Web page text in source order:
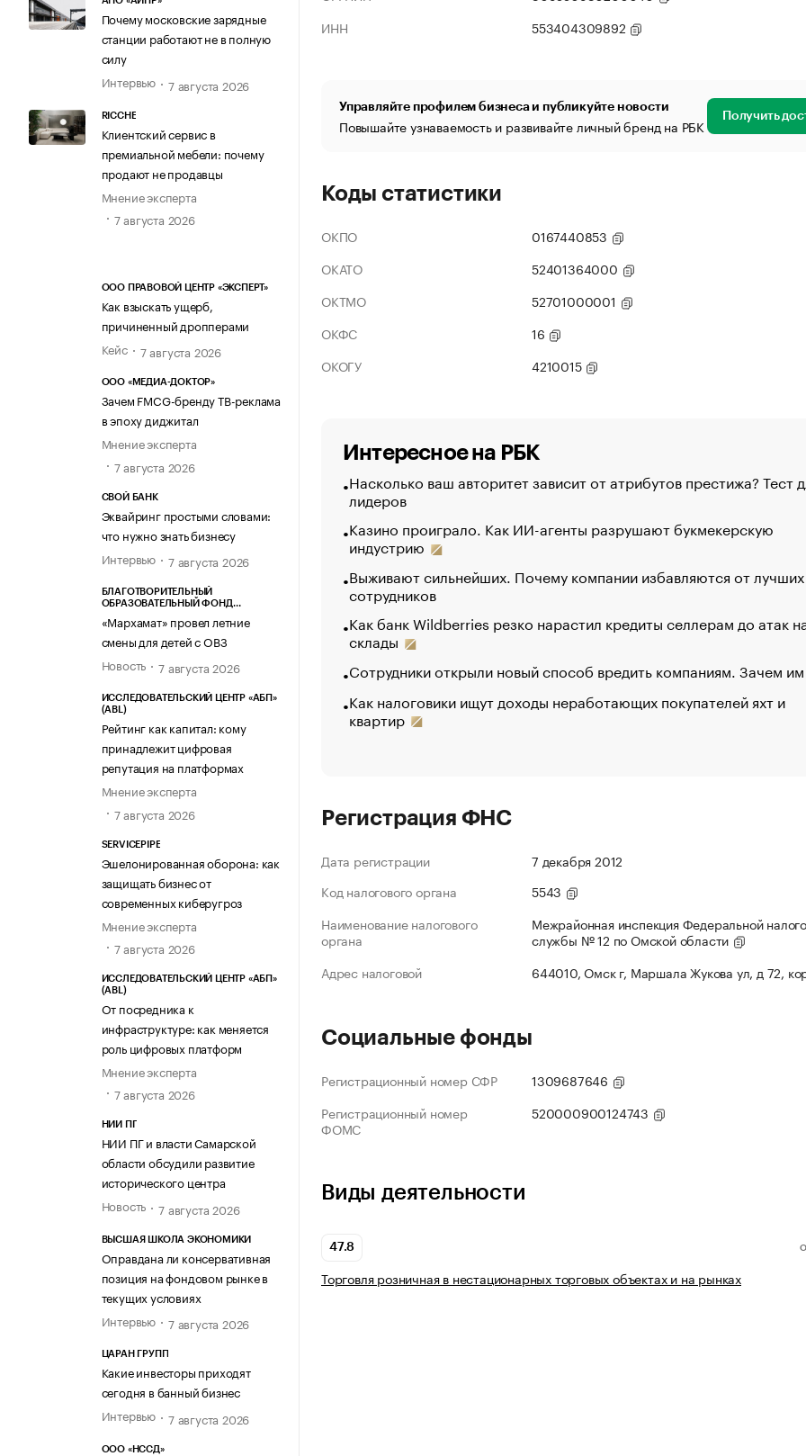
Почему московские зарядные
станции работают не в полную
силу
Интервью
7 августа 2026
RICCHE
Клиентский сервис в
премиальной мебели: почему
продают не продавцы
Мнение эксперта
7 августа 2026
ООО ПРАВОВОЙ ЦЕНТР «ЭКСПЕРТ»
Как взыскать ущерб,
причиненный дропперами
Кейс
7 августа 2026
ООО «МЕДИА-ДОКТОР»
Зачем FMCG-бренду ТВ-реклама
в эпоху диджитал
Мнение эксперта
7 августа 2026
СВОЙ БАНК
Эквайринг простыми словами:
что нужно знать бизнесу
Интервью
7 августа 2026
БЛАГОТВОРИТЕЛЬНЫЙ
ОБРАЗОВАТЕЛЬНЫЙ ФОНД
«Мархамат» провел летние
смены для детей с ОВЗ
Новость
7 августа 2026
ИССЛЕДОВАТЕЛЬСКИЙ ЦЕНТР «АБП»
(ABL)
Рейтинг как капитал: кому
принадлежит цифровая
репутация на платформах
Мнение эксперта
7 августа 2026
SERVICEPIPE
Эшелонированная оборона: как
защищать бизнес от
современных киберугроз
Мнение эксперта
7 августа 2026
ИССЛЕДОВАТЕЛЬСКИЙ ЦЕНТР «АБП»
(ABL)
От посредника к
инфраструктуре: как меняется
роль цифровых платформ
Мнение эксперта
7 августа 2026
НИИ ПГ
НИИ ПГ и власти Самарской
области обсудили развитие
исторического центра
Новость
7 августа 2026
ВЫСШАЯ ШКОЛА ЭКОНОМИКИ
Оправдана ли консервативная
позиция на фондовом рынке в
текущих условиях
Интервью
7 августа 2026
ЦАРАН ГРУПП
Какие инвесторы приходят
сегодня в банный бизнес
Интервью
7 августа 2026
ООО «НССД»
ИНН
553404309892
Управляйте профилем бизнеса и публикуйте новости
Повышайте узнаваемость и развивайте личный бренд на РБК Получить
Коды статистики
ОКПО
0167440853
ОКАТО
52401364000
ОКТМО
52701000001
ОКФС
16
ОКОГУ
4210015
Интересное на РБК
Насколько ваш авторитет зависит от атрибутов престижа? Тест
лидеров
Казино проиграло. Как ИИ-агенты разрушают букмекерскую
индустрию
Выживают сильнейших. Почему компании избавляются от лучших
сотрудников
Как банк Wildberries резко нарастил кредиты селлерам до атак
склады
Сотрудники открыли новый способ вредить компаниям. Зачем
Как налоговики ищут доходы неработающих покупателей яхт и
квартир
Регистрация ФНС
Дата регистрации
7 декабря 2012
Код налогового органа
5543
Наименование налогового
органа
Межрайонная инспекция Федеральной
службы № 12 по Омской области
Адрес налоговой
644010, Омск г, Маршала Жукова ул, д 72,
Социальные фонды
Регистрационный номер СФР
1309687646
Регистрационный номер
ФОМС
520000900124743
Виды деятельности
47.8
Торговля розничная в нестационарных торговых объектах и на рынках